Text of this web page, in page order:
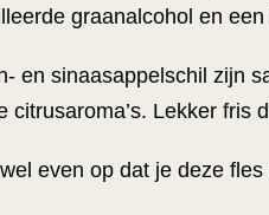
graanalcohol en
en sinaasappelschil zijn
citrusaroma’s. Lekker fris
even op dat je deze